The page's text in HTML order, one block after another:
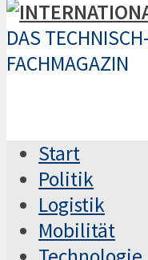
DAS
FACHMAGAZIN
Start
Politik
Logistik
Mobilität